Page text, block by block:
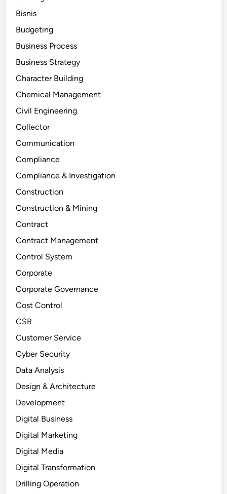
Bisnis
Budgeting
Business Process
Business Strategy
Character Building
Chemical Management
Civil Engineering
Collector
Communication
Compliance
Compliance & Investigation
Construction
Construction & Mining
Contract
Contract Management
Control System
Corporate
Corporate Governance
Cost Control
CSR
Customer Service
Cyber Security
Data Analysis
Design & Architecture
Development
Digital Business
Digital Marketing
Digital Media
Digital Transformation
Drilling Operation